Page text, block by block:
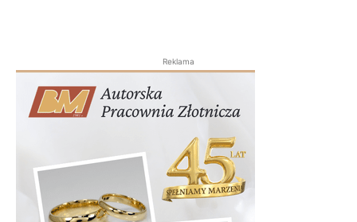
Reklama